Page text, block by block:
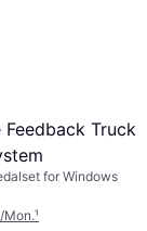
Feedback Truck
for Windows
Mon.¹